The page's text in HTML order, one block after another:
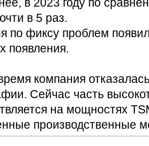
в 2023 году по
в 5 раз.
по фиксу проблем
появления.
компания
Сейчас часть
на мощностях
производственные